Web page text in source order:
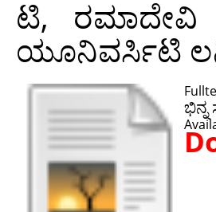
ಟಿ, ರಮಾದೇವಿ
ಯೂನಿವರ್ಸಿಟಿ